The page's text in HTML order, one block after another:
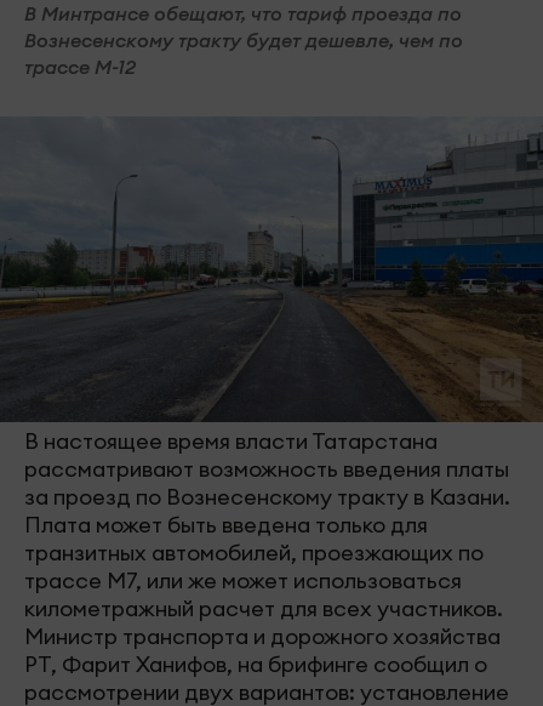
В Минтрансе обещают, что тариф проезда по
Вознесенскому тракту будет дешевле, чем по
трассе М-12
В настоящее время власти Татарстана
рассматривают возможность введения платы
за проезд по Вознесенскому тракту в Казани.
Плата может быть введена только для
транзитных автомобилей, проезжающих по
трассе М7, или же может использоваться
километражный расчет для всех участников.
Министр транспорта и дорожного хозяйства
РТ, Фарит Ханифов, на брифинге сообщил о
рассмотрении двух вариантов: установление